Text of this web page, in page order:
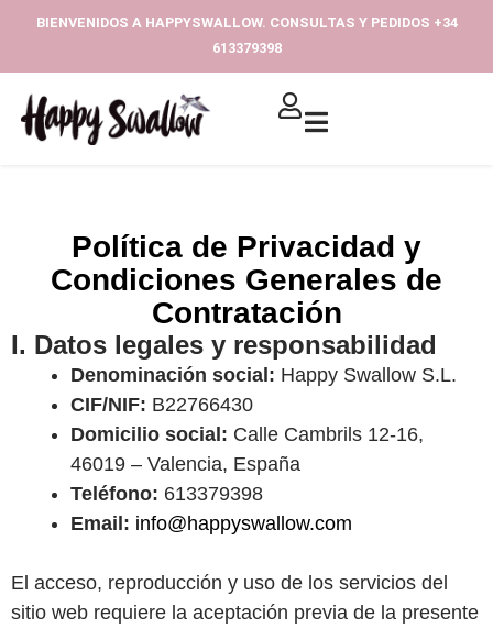
BIENVENIDOS A HAPPYSWALLOW. CONSULTAS Y PEDIDOS +34
613379398‬
Política de Privacidad y
Condiciones Generales de
Contratación
I. Datos legales y responsabilidad
Denominación social: Happy Swallow S.L.
CIF/NIF: B22766430
Domicilio social: Calle Cambrils 12-16,
46019 – Valencia, España
Teléfono: 613379398‬
Email: info@happyswallow.com
El acceso, reproducción y uso de los servicios del
sitio web requiere la aceptación previa de la presente